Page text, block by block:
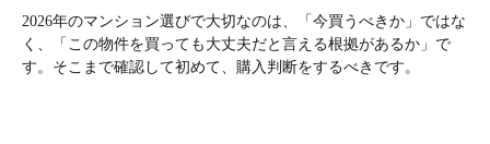
2026年のマンション選びで大切なのは、「今買うべきか」ではな
く、「この物件を買っても大丈夫だと言える根拠があるか」で
す。そこまで確認して初めて、購入判断をするべきです。